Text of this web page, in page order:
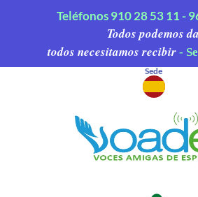
Teléfonos910 28 53 11 -
Todos podemos
todos necesitamos recibir -
Sede